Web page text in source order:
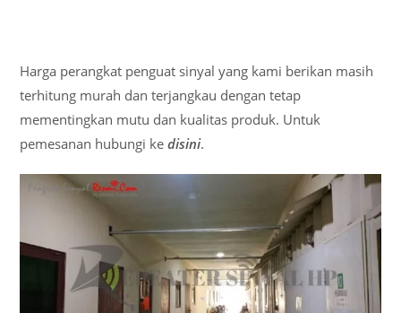
Harga perangkat penguat sinyal yang kami berikan masih
terhitung murah dan terjangkau dengan tetap
mementingkan mutu dan kualitas produk. Untuk
pemesanan hubungi kedisini.